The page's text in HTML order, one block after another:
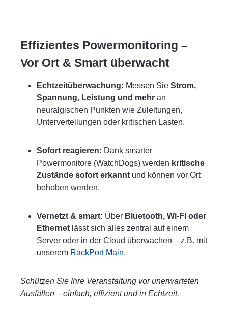
Effizientes Powermonitoring –
Vor Ort & Smart überwacht
Echtzeitüberwachung: Messen Sie Strom,
Spannung, Leistung und mehr an
neuralgischen Punkten wie Zuleitungen,
Unterverteilungen oder kritischen Lasten.
Sofort reagieren: Dank smarter
Powermonitore (WatchDogs) werden kritische
Zustände sofort erkannt und können vor Ort
behoben werden.
Vernetzt & smart: Über Bluetooth, Wi-Fi oder
Ethernet lässt sich alles zentral auf einem
Server oder in der Cloud überwachen – z.B. mit
unserem RackPort Main.
Schützen Sie Ihre Veranstaltung vor unerwarteten
Ausfällen – einfach, effizient und in Echtzeit.